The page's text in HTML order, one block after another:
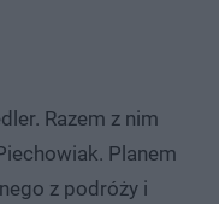
Razem z nim
Planem
z podróży i